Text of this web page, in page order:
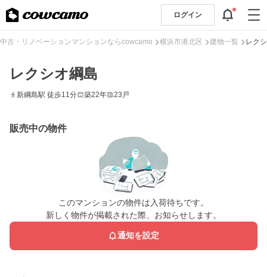
ログイン
中古・リノベーションマンションならcowcamo 横浜市港北区 建物一覧 レク
レクシオ綱島
新綱島駅 徒歩11分 築22年 23戸
販売中の物件
このマンションの物件は入荷待ちです。
新しく物件が掲載された際、お知らせします。
通知を設定